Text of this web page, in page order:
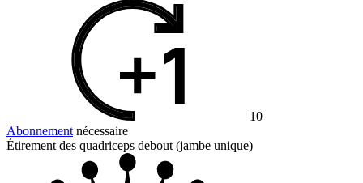
10
Abonnement nécessaire
Étirement des quadriceps debout (jambe unique)